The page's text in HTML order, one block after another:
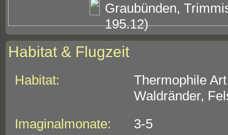
Graubünden,
195.12)
Habitat & Flugzeit
Habitat:
Thermophile
Waldränder,
Imaginalmonate:
3-5